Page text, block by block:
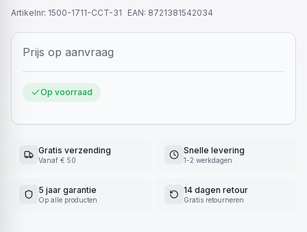
Artikelnr: 1500-1711-CCT-31 EAN: 8721381542034
Prijs op aanvraag
Op voorraad
Gratis verzending
Vanaf € 50
Snelle levering
1-2 werkdagen
5 jaar garantie
Op alle producten
14 dagen retour
Gratis retourneren